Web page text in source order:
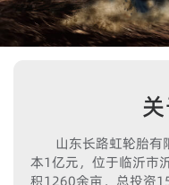
山东长路虹轮胎有
本1亿元，位于临沂市
积1260余亩，总投资